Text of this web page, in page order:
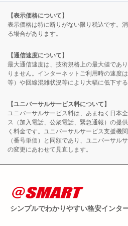
【表示価格について】
表示価格は特に断りがない限り税込です。
る場合があります。
【通信速度について】
最大通信速度は、技術規格上の最大値であ
りません。インターネットご利用時の速度
等）や回線混雑状況等により大幅に低下する
【ユニバーサルサービス料について】
ユニバーサルサービス料は、あまねく日本
ス（加入電話、公衆電話、緊急通報）の提
く料金です。ユニバーサルサービス支援機
（番号単価）と同額であり、ユニバーサル
の変更にあわせて見直します。
シンプルでわかりやすい格安インタ